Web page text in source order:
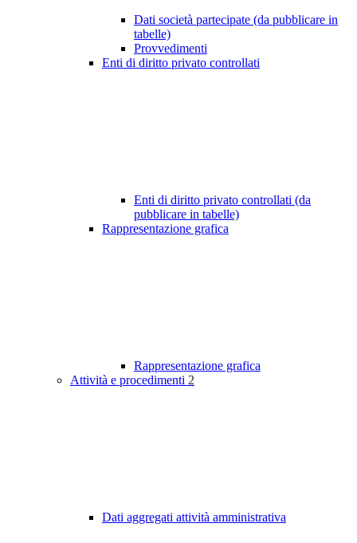
Dati società partecipate (da pubblicare in
tabelle)
Provvedimenti
Enti di diritto privato controllati
Enti di diritto privato controllati (da
pubblicare in tabelle)
Rappresentazione grafica
Rappresentazione grafica
Attività e procedimenti 2
Dati aggregati attività amministrativa